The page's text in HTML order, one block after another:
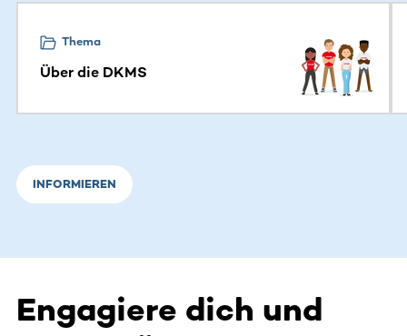
Thema
Über die DKMS
INFORMIEREN
Engagiere dich und